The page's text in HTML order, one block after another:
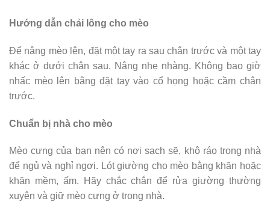
Hướng dẫn chải lông cho mèo
Để nâng mèo lên, đặt một tay ra sau chân trước và một tay
khác ở dưới chân sau. Nâng nhẹ nhàng. Không bao giờ
nhấc mèo lên bằng đặt tay vào cổ họng hoặc cầm chân
trước.
Chuẩn bị nhà cho mèo
Mèo cưng của bạn nên có nơi sạch sẽ, khô ráo trong nhà
để ngủ và nghỉ ngơi. Lót giường cho mèo bằng khăn hoặc
khăn mềm, ấm. Hãy chắc chắn để rửa giường thường
xuyên và giữ mèo cưng ở trong nhà.